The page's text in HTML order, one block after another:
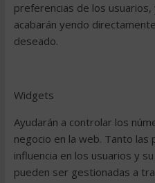
preferencias de los
acabarán yendo
deseado.
Widgets
Ayudarán a controlar los
negocio en la web. Tanto las
influencia en los usuarios y
pueden ser gestionadas a